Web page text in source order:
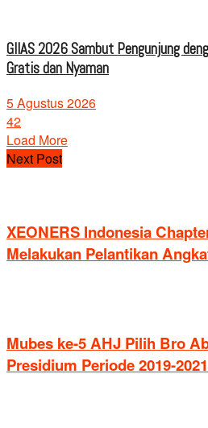
GIIAS 2026 Sambut Pengunjung
Gratis dan Nyaman
5 Agustus 2026
42
Load More
Next Post
XEONERS Indonesia
Melakukan Pelantikan
Mubes ke-5 AHJ Pilih Bro
Presidium Periode 2019-2021